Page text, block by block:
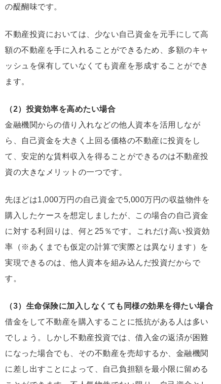
の醍醐味です。
不動産投資においては、少ない自己資金を元手にして高
額の不動産を手に入れることができるため、多額のキャ
ッシュを保有していなくても資産を形成することができ
ます。
（2）投資効率を高めたい場合
金融機関からの借り入れなどの他人資本を活用しなが
ら、自己資金を大きく上回る価格の不動産に投資をし
て、安定的な賃料収入を得ることができるのは不動産投
資の大きなメリットの一つです。
先ほどは1,000万円の自己資金で5,000万円の収益物件を
購入したケースを想定しましたが、この場合の自己資金
に対する利回りは、何と25％です。これだけ高い投資効
率（※あくまでも仮定の計算で実際とは異なります）を
実現できるのは、 他人資本を組み込んだ投資だからで
す 。
（3）生命保険に加入しなくても同様の効果を得たい場合
借金をして不動産を購入することに抵抗がある人は多い
でしょう。しかし不動産投資では、借入金の返済が困難
になった場合でも、その不動産を売却するか、金融機関
に差し出すことによって、自己負担額を最小限に留める